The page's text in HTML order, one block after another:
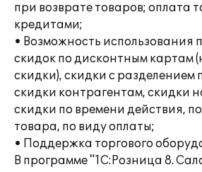
при возврате товаров; оплата
кредитами;
• Возможность использования
скидок по дисконтным картам
скидки), скидки с разделением
скидки контрагентам, скидки
скидки по времени действия,
товара, по виду оплаты;
• Поддержка торгового
В программе "1С:Розница 8.